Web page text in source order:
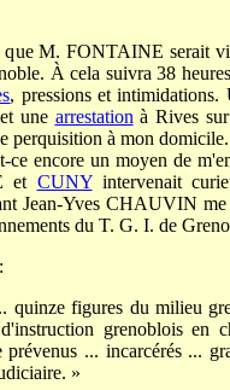
M. FONTAINE serait
À cela suivra 38
, pressions et
une arrestation à Rives
perquisition à mon
encore un moyen de
et CUNYintervenait
Jean-Yves CHAUVIN me
du T. G. I. de
quinze figures du milieu
grenoblois
... incarcérés ...
»